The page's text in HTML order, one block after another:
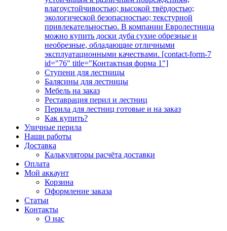
влагоустойчивостью; высокой твёрдостью;
экологической безопасностью; текстурной
привлекательностью. В компании Евролестница
можно купить доски дуба сухие обрезные и
необрезные, обладающие отличными
эксплуатационными качествами. [contact-form-7
id="76" title="Контактная форма 1"]
Ступени для лестницы
Балясины для лестницы
Мебель на заказ
Реставрация перил и лестниц
Перила для лестниц готовые и на заказ
Как купить?
Уличные перила
Наши работы
Доставка
Калькуляторы расчёта доставки
Оплата
Мой аккаунт
Корзина
Оформление заказа
Статьи
Контакты
О нас